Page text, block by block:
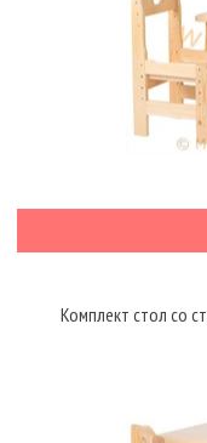
Комплект стол со